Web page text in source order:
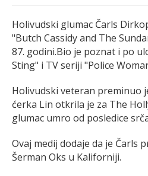
Holivudski glumac Čarls
"Butch Cassidy and The
87. godini.Bio je poznat i po
Sting" i TV seriji "Police
Holivudski veteran preminuo
ćerka Lin otkrila je za The
glumac umro od posledice
Ovaj medij dodaje da je Čarls
Šerman Oks u Kaliforniji.